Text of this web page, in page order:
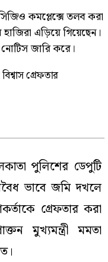
কমপ্লেক্সে তলব করা
এড়িয়ে গিয়েছেন।
জারি করে।
গ্রেফতার
পুলিশের ডেপুটি
ভাবে জমি দখলে
গ্রেফতার করা
মুখ্যমন্ত্রী মমতা